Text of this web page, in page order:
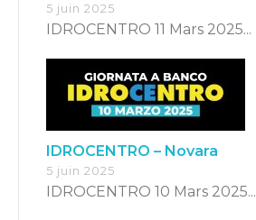
5 juin 2025
IDROCENTRO 11 Mars 2025...
IDROCENTRO – Novara
5 juin 2025
IDROCENTRO 10 Mars 2025...